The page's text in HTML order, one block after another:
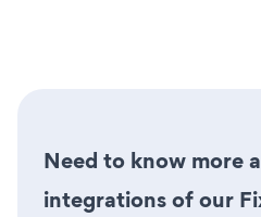
Need to know more
integrations of our